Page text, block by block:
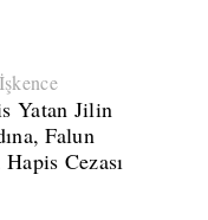
Yatan Jilin
Falun
Cezası